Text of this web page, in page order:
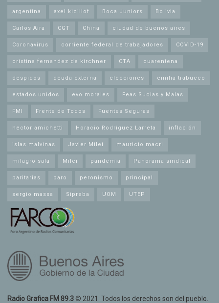
argentina axel kicillof Boca Juniors Bolivia
Carlos Aira CGT China ciudad de buenos aires
Coronavirus corriente federal de trabajadores COVID-19
cristina fernandez de kirchner CTA cuarentena
despidos deuda externa elecciones emilia trabucco
estados unidos evo morales Feas Sucias y Malas
FMI Frente de Todos Fuentes Seguras
hector amichetti Horacio Rodríguez Larreta inflación
islas malvinas Javier Milei mauricio macri
milagro sala Milei pandemia Panorama sindical
paritarias paro peronismo principal
sergio massa Sipreba UOM UTEP
Radio Grafica FM 89.3 © 2021. Todos los derechos son del pueblo.